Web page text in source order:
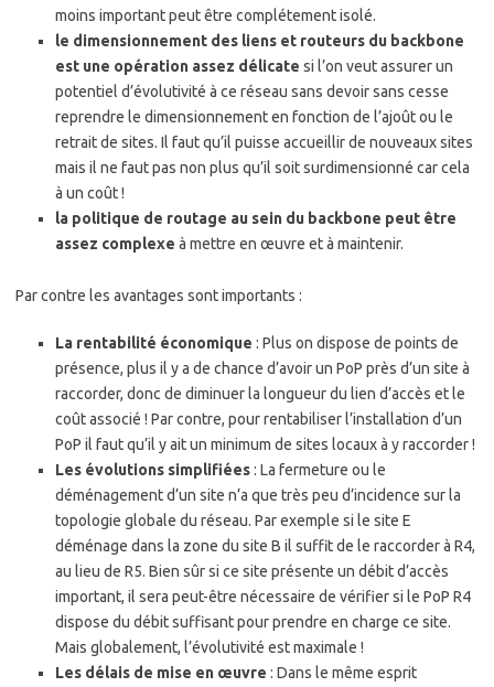
moins important peut être complétement isolé.
le dimensionnement des liens et routeurs du backbone
est une opération assez délicate si l’on veut assurer un
potentiel d’évolutivité à ce réseau sans devoir sans cesse
reprendre le dimensionnement en fonction de l’ajoût ou le
retrait de sites. Il faut qu’il puisse accueillir de nouveaux sites
mais il ne faut pas non plus qu’il soit surdimensionné car cela
à un coût !
la politique de routage au sein du backbone peut être
assez complexe à mettre en œuvre et à maintenir.
Par contre les avantages sont importants :
La rentabilité économique : Plus on dispose de points de
présence, plus il y a de chance d’avoir un PoP près d’un site à
raccorder, donc de diminuer la longueur du lien d’accès et le
coût associé ! Par contre, pour rentabiliser l’installation d’un
PoP il faut qu’il y ait un minimum de sites locaux à y raccorder !
Les évolutions simplifiées: La fermeture ou le
déménagement d’un site n’a que très peu d’incidence sur la
topologie globale du réseau. Par exemple si le site E
déménage dans la zone du site B il suffit de le raccorder à R4,
au lieu de R5. Bien sûr si ce site présente un débit d’accès
important, il sera peut-être nécessaire de vérifier si le PoP R4
dispose du débit suffisant pour prendre en charge ce site.
Mais globalement, l’évolutivité est maximale !
Les délais de mise en œuvre : Dans le même esprit